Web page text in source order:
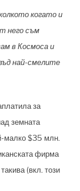
когато и
него съм
в Космоса и
най-смелите
за
земната
малко $35 млн.
фирма
(вкл. този